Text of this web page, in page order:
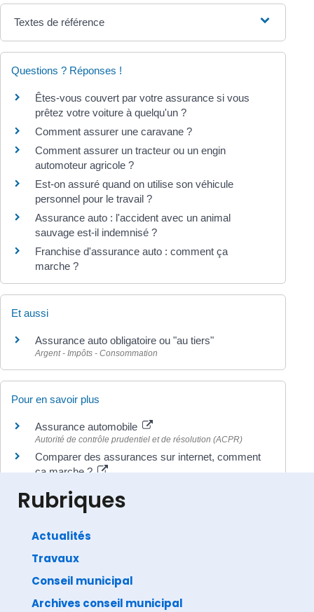
Textes de référence
Questions ? Réponses !
Êtes-vous couvert par votre assurance si vous
prêtez votre voiture à quelqu'un ?
Comment assurer une caravane ?
Comment assurer un tracteur ou un engin
automoteur agricole ?
Est-on assuré quand on utilise son véhicule
personnel pour le travail ?
Assurance auto : l'accident avec un animal
sauvage est-il indemnisé ?
Franchise d'assurance auto : comment ça
marche ?
Et aussi
Assurance auto obligatoire ou "au tiers"
Argent - Impôts - Consommation
Pour en savoir plus
Assurance automobile
Autorité de contrôle prudentiel et de résolution (ACPR)
Comparer des assurances sur internet, comment
ça marche ?
Direction de l'information légale et administrative
Rubriques
Actualités
Travaux
Conseil municipal
Archives conseil municipal